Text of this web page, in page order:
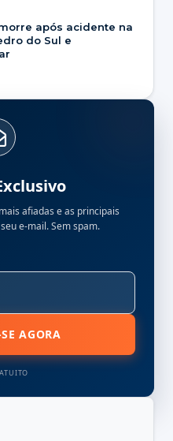
após acidente na
do Sul e
afiadas e as principais
e-mail. Sem spam.
AGORA